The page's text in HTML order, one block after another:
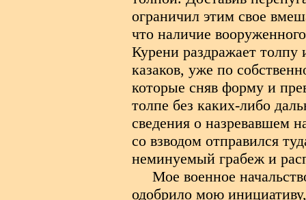
ограничил этим свое
что наличие
Курени раздражает толпу
казаков, уже по
которые сняв форму и
толпе без каких-либо
сведения о назревавшем
со взводом отправился
неминуемый грабеж и
Мое военное
одобрило мою